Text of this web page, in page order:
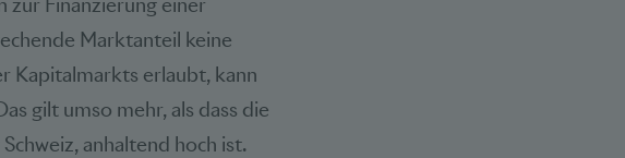
zur Finanzierung einer
Marktanteil keine
Kapitalmarkts erlaubt, kann
gilt umso mehr, als dass die
anhaltend hoch ist.